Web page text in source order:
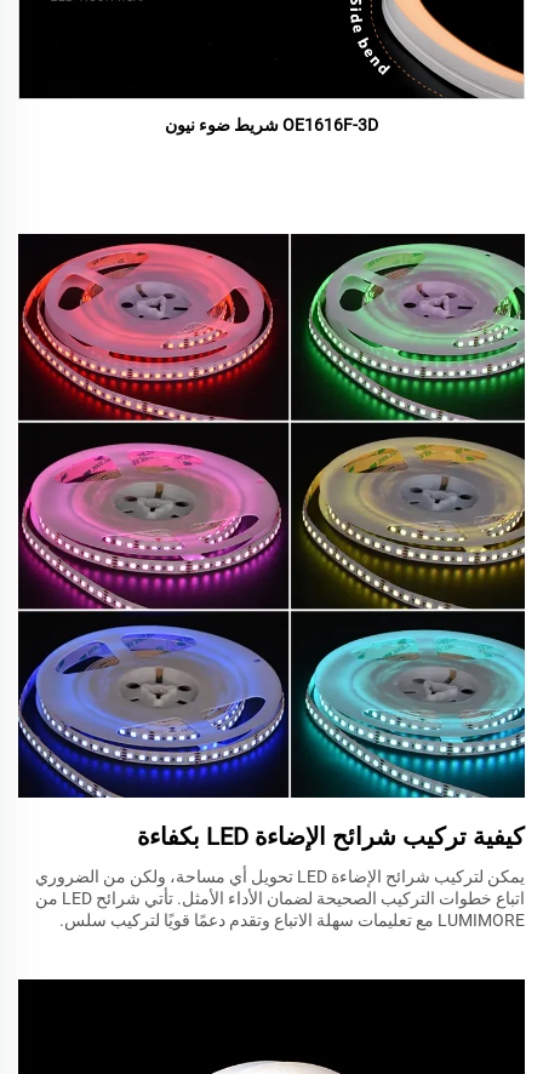
OE1616F-3D شريط ضوء نيون
كيفية تركيب شرائح الإضاءة LED بكفاءة
يمكن لتركيب شرائح الإضاءة LED تحويل أي مساحة، ولكن من الضروري
اتباع خطوات التركيب الصحيحة لضمان الأداء الأمثل. تأتي شرائح LED من
LUMIMORE مع تعليمات سهلة الاتباع وتقدم دعمًا قويًا لتركيب سلس.